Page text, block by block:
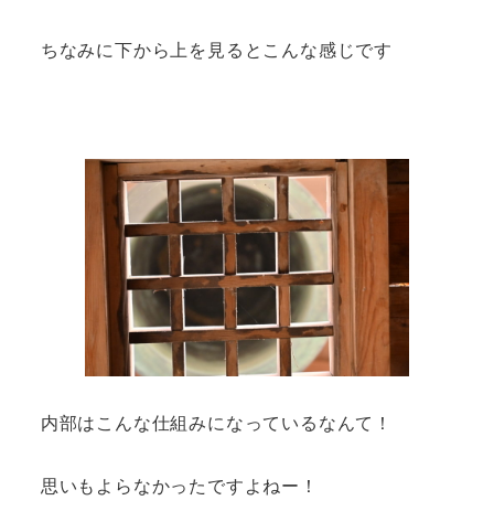
ちなみに下から上を見るとこんな感じです
内部はこんな仕組みになっているなんて！
思いもよらなかったですよねー！